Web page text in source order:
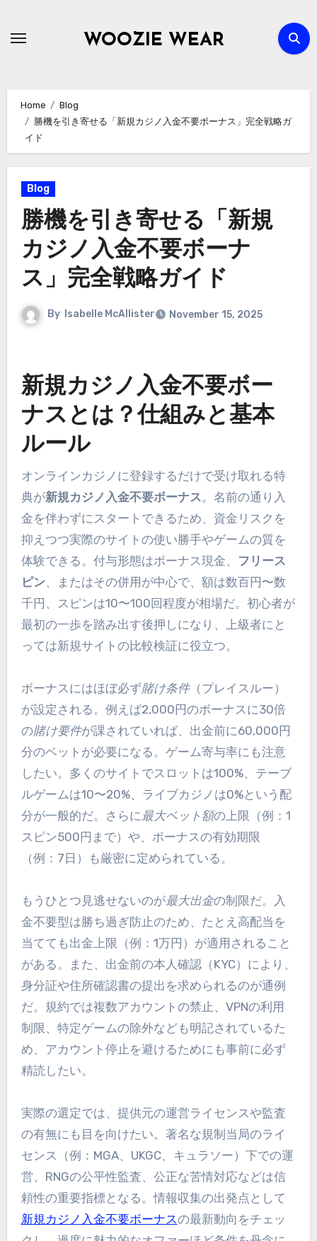
WOOZIE WEAR
Home
Blog
勝機を引き寄せる「新規カジノ入金不要ボーナス」完全戦略ガ
イド
Blog
勝機を引き寄せる「新規
カジノ入金不要ボーナ
ス」完全戦略ガイド
By Isabelle McAllister November 15, 2025
新規カジノ入金不要ボー
ナスとは？仕組みと基本
ルール
オンラインカジノに登録するだけで受け取れる特
典が新規カジノ入金不要ボーナス 。名前の通り入
金を伴わずにスタートできるため、資金リスクを
抑えつつ実際のサイトの使い勝手やゲームの質を
体験できる。付与形態はボーナス現金、 フリース
ピン、またはその併用が中心で、額は数百円〜数
千円、スピンは10〜100回程度が相場だ。初心者が
最初の一歩を踏み出す後押しになり、上級者にと
っては新規サイトの比較検証に役立つ。
ボーナスにはほぼ必ず賭け条件（プレイスルー）
が設定される。例えば2,000円のボーナスに30倍
の賭け要件が課されていれば、出金前に60,000円
分のベットが必要になる。ゲーム寄与率にも注意
したい。多くのサイトでスロットは100%、テーブ
ルゲームは10〜20%、ライブカジノは0%という配
分が一般的だ。さらに 最大ベット額の上限（例：1
スピン500円まで）や、ボーナスの有効期限
（例：7日）も厳密に定められている。
もうひとつ見逃せないのが最大出金の制限だ。入
金不要型は勝ち過ぎ防止のため、たとえ高配当を
当てても出金上限（例：1万円）が適用されること
がある。また、出金前の本人確認（KYC）により、
身分証や住所確認書の提出を求められるのが通例
だ。規約では複数アカウントの禁止、VPNの利用
制限、特定ゲームの除外なども明記されているた
め、アカウント停止を避けるためにも事前に必ず
精読したい。
実際の選定では、提供元の運営ライセンスや監査
の有無にも目を向けたい。著名な規制当局のライ
センス（例：MGA、UKGC、キュラソー）下での運
営、RNGの公平性監査、公正な苦情対応などは信
頼性の重要指標となる。情報収集の出発点として
新規カジノ入金不要ボーナスの最新動向をチェッ